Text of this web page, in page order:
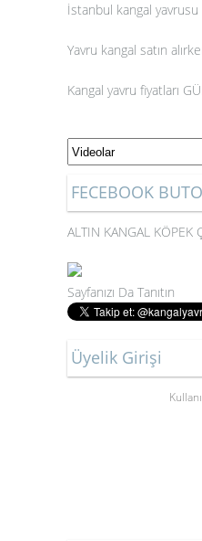
İstanbul kangal yavrusu
Yavru kangal satın
Kangal yavru fiyatları
FECEBOOK
ALTIN KANGAL KÖPEK
Sayfanızı Da Tanıtın
Üyelik Girişi